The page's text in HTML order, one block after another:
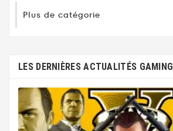
Plus de catégorie
LES DERNIÈRES ACTUALITÉS GAMING